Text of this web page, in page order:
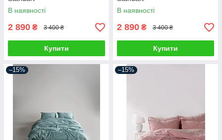
В наявності
2 890 ₴ 3 400 ₴
Купити
В наявності
2 890 ₴ 3 400 ₴
Купити
–15% –15%